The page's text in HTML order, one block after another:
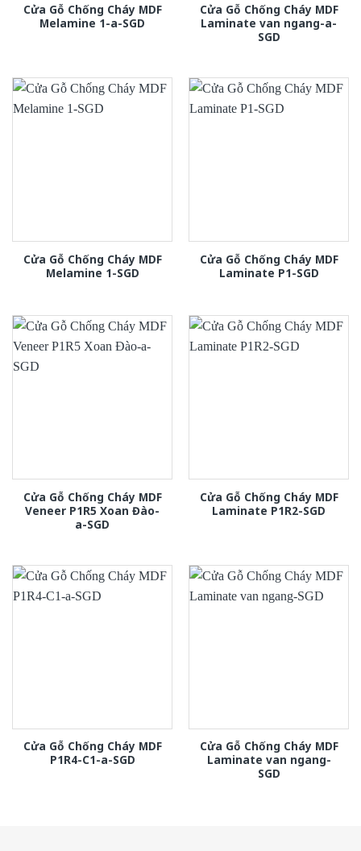
Cửa Gỗ Chống Cháy MDF
Melamine 1-a-SGD
Cửa Gỗ Chống Cháy MDF
Laminate van ngang-a-
SGD
Cửa Gỗ Chống Cháy MDF
Melamine 1-SGD
Cửa Gỗ Chống Cháy MDF
Laminate P1-SGD
Cửa Gỗ Chống Cháy MDF
Veneer P1R5 Xoan Đào-
a-SGD
Cửa Gỗ Chống Cháy MDF
Laminate P1R2-SGD
Cửa Gỗ Chống Cháy MDF
P1R4-C1-a-SGD
Cửa Gỗ Chống Cháy MDF
Laminate van ngang-
SGD